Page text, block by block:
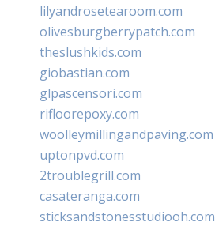
lilyandrosetearoom.com
olivesburgberrypatch.com
theslushkids.com
giobastian.com
glpascensori.com
rifloorepoxy.com
woolleymillingandpaving.com
uptonpvd.com
2troublegrill.com
casateranga.com
sticksandstonesstudiooh.com